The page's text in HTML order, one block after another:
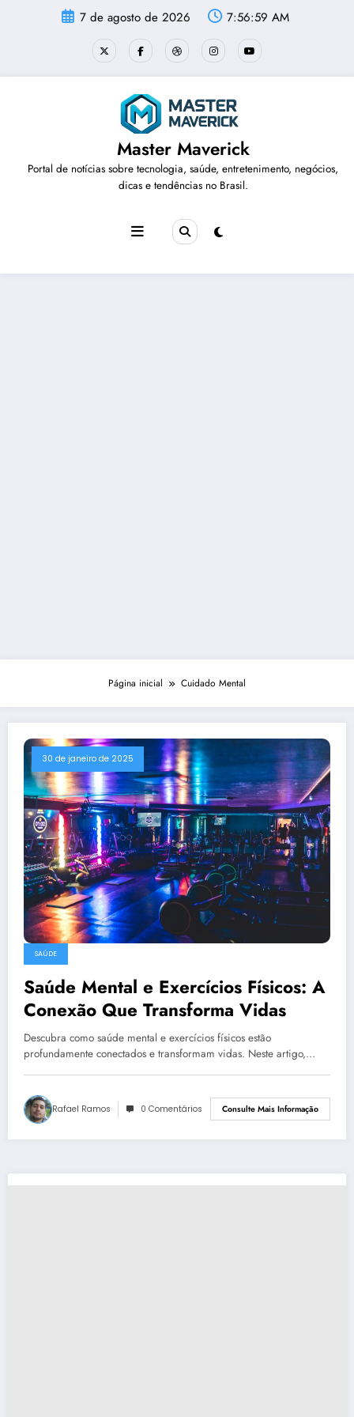
7 de agosto de 2026 7:56:59 AM
Master Maverick
Portal de notícias sobre tecnologia, saúde, entretenimento, negócios,
dicas e tendências no Brasil.
Página inicial Cuidado Mental
30 de janeiro de 2025
SAÚDE
Saúde Mental e Exercícios Físicos: A
Conexão Que Transforma Vidas
Descubra como saúde mental e exercícios físicos estão
profundamente conectados e transformam vidas. Neste artigo,…
Rafael Ramos 0 Comentários Consulte Mais Informação